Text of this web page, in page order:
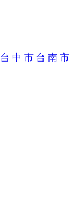
台 中 市 台 南 市